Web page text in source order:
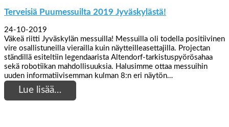
Terveisiä Puumessuilta 2019 Jyväskylästä!
24-10-2019
Väkeä riitti Jyväskylän messuilla! Messuilla oli todella positiivinen
vire osallistuneilla vierailla kuin näytteilleasettajilla. Projectan
ständillä esiteltiin legendaarista Altendorf-tarkistuspyörösahaa
sekä robotiikan mahdollisuuksia. Halusimme ottaa messuihin
uuden informatiivisemman kulman 8:n eri näytön…
Lue lisää…